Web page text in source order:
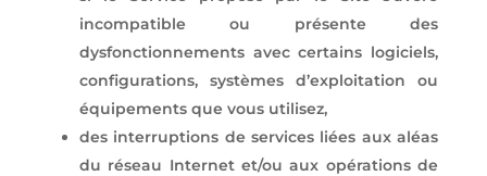
incompatible ou présente des
dysfonctionnements avec certains logiciels,
configurations, systèmes d’exploitation ou
équipements que vous utilisez,
des interruptions de services liées aux aléas
du réseau Internet et/ou aux opérations de